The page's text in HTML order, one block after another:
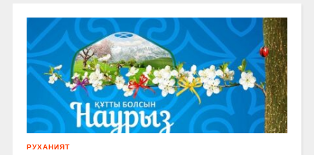
РУХАНИЯТ